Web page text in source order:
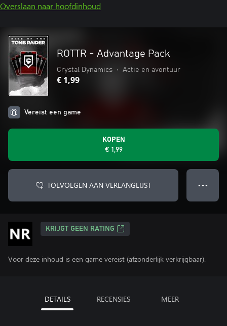
Overslaan naar hoofdinhoud
ROTTR - Advantage Pack
Crystal Dynamics • Actie en avontuur
€ 1,99
Vereist een game
KOPEN
€ 1,99
TOEVOEGEN AAN VERLANGLIJST ● ● ●
KRIJGT GEEN RATING
Voor deze inhoud is een game vereist (afzonderlijk verkrijgbaar).
DETAILS RECENSIES MEER